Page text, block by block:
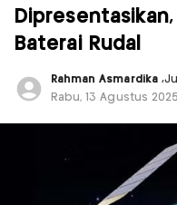
Dipresentasikan,
Baterai Rudal
Rahman Asmardika ,
Rabu, 13 Agustus